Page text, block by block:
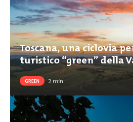
Toscana, una ciclovia
turistico “green” della
GREEN 2min